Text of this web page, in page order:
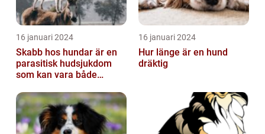
16 januari 2024
Skabb hos hundar är en
parasitisk hudsjukdom
som kan vara både
för våra fy...
16 januari 2024
Hur länge är en hund
dräktig